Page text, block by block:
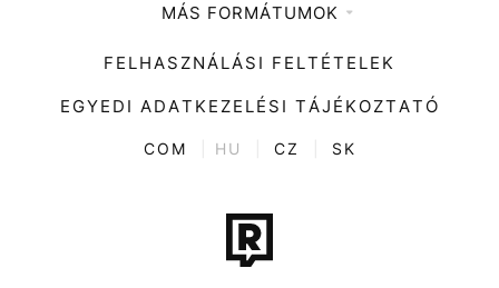
Zene
Divat
Kultúra
ENTR
Tech-Tudomány
Sport
MÁS FORMÁTUMOK
FELHASZNÁLÁSI FELTÉTELEK
EGYEDI ADATKEZELÉSI TÁJÉKOZTATÓ
COM HU CZ SK